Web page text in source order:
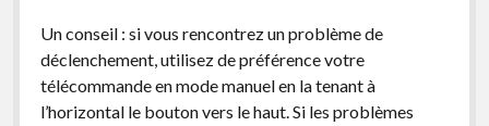
Un conseil : si vous rencontrez un problème de
déclenchement, utilisez de préférence votre
télécommande en mode manuel en la tenant à
l’horizontal le bouton vers le haut. Si les problèmes